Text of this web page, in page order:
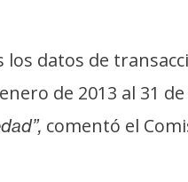
los datos de
de 2013 al 31
comentó el